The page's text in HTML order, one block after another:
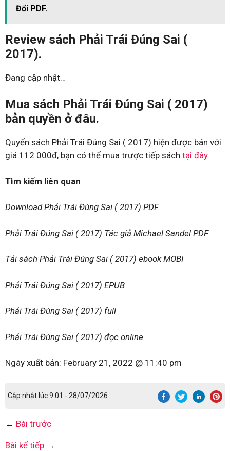
Đổi PDF.
Review sách Phải Trái Đúng Sai (
2017).
Đang cập nhật…
Mua sách Phải Trái Đúng Sai ( 2017)
bản quyền ở đâu.
Quyển sách Phải Trái Đúng Sai ( 2017) hiện được bán với
giá 112.000đ, bạn có thể mua trược tiếp sách tại đây.
Tìm kiếm liên quan
Download Phải Trái Đúng Sai ( 2017) PDF
Phải Trái Đúng Sai ( 2017) Tác giả Michael Sandel PDF
Tải sách Phải Trái Đúng Sai ( 2017) ebook MOBI
Phải Trái Đúng Sai ( 2017) EPUB
Phải Trái Đúng Sai ( 2017) full
Phải Trái Đúng Sai ( 2017) đọc online
Ngày xuất bản: February 21, 2022 @ 11:40 pm
Cập nhật lúc 9:01 - 28/07/2026
← Bài trước
Bài kế tiếp →